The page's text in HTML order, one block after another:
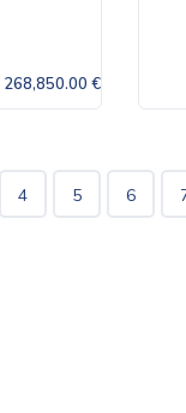
268,850.00 €
4 5 6